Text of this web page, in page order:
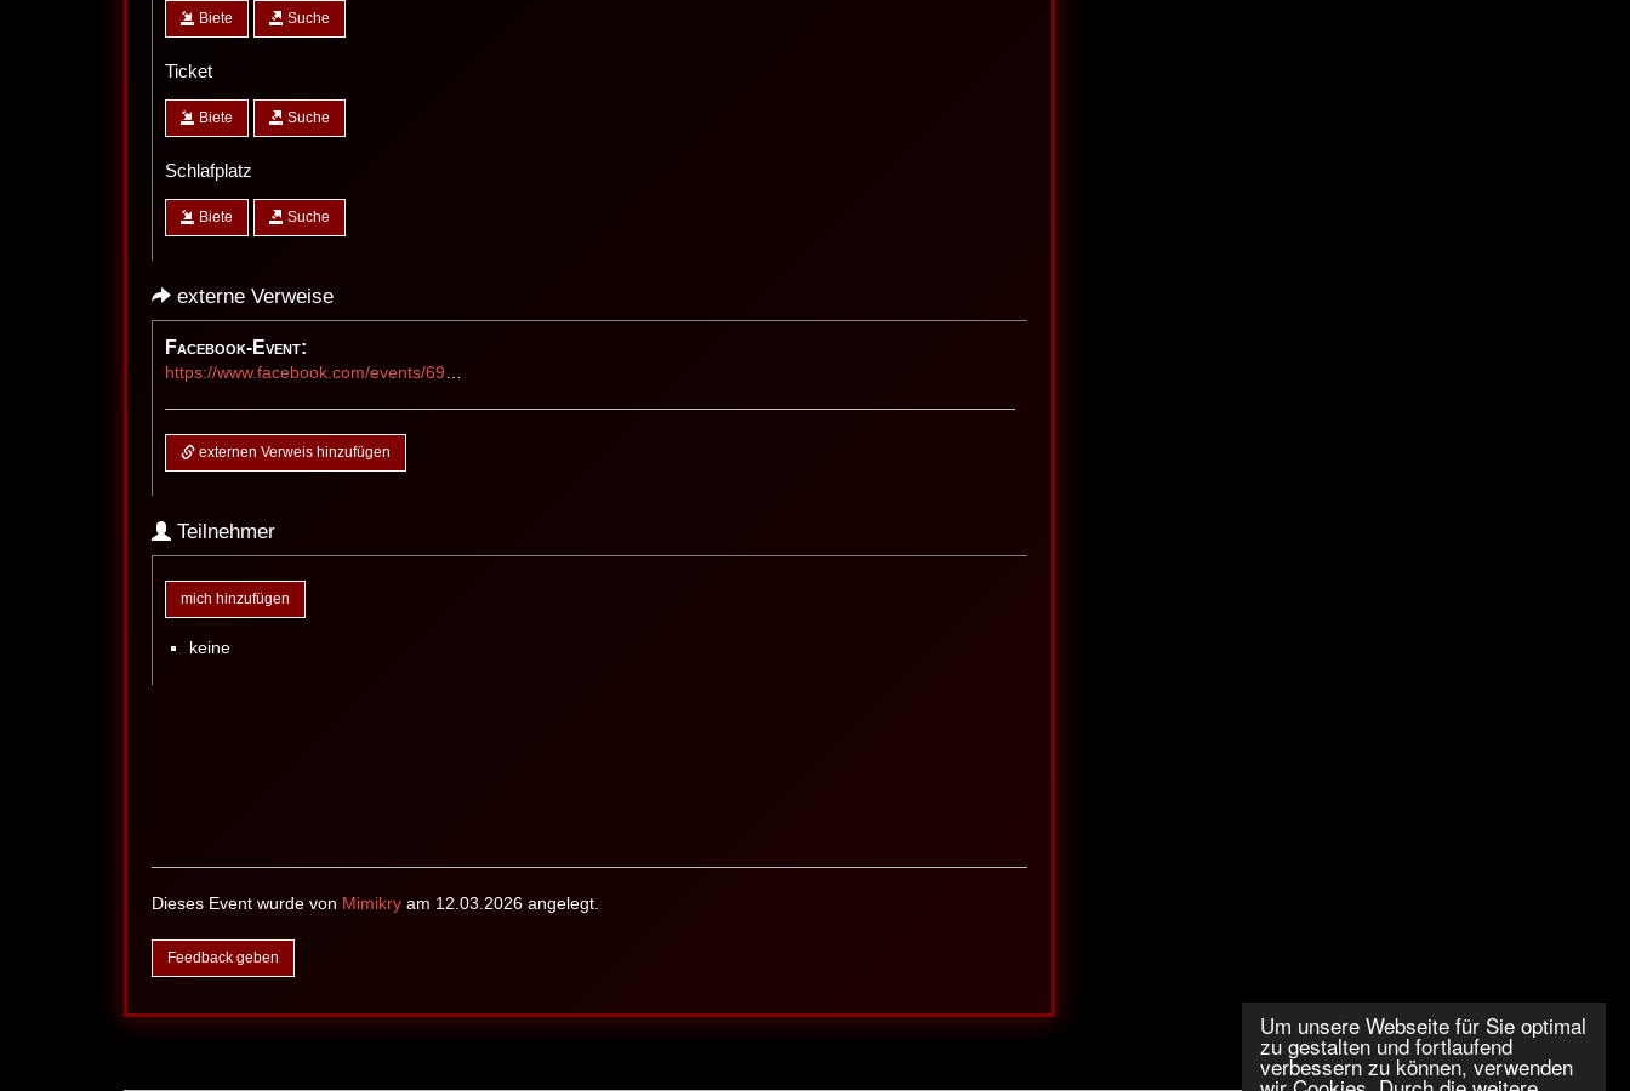
Um unsere Webseite für Sie optimal
zu gestalten und fortlaufend
verbessern zu können, verwenden
Biete Suche
Ticket
Biete Suche
Schlafplatz
Biete Suche
externe Verweise
Facebook-Event:
https://www.facebook.com/events/698817049577488
externen Verweis hinzufügen
Teilnehmer
mich hinzufügen
keine
Dieses Event wurde von Mimikry am 12.03.2026 angelegt.
Feedback geben